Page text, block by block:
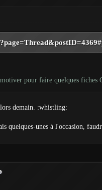
motiver pour faire quelques fiches
demain. :whistling:
quelques-unes à l'occasion,